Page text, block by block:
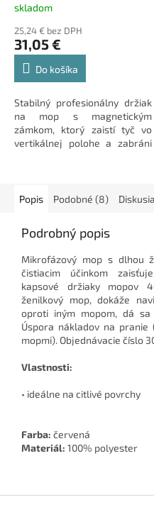
skladom
25,24 € bez DPH
31,05 €
Do košíka
Stabilný profesionálny držiak
na mop s magnetickým
zámkom, ktorý zaistí tyč vo
vertikálnej polohe a zabráni
Popis Podobné (8) Diskusia
Podrobný popis
Mikrofázový mop s dlhou
čistiacim účinkom
kapsové držiaky mopov
ženilkový mop, dokáže
oproti iným mopom, dá
Úspora nákladov na
mopmi). Objednávacie číslo
Vlastnosti:
• ideálne na citlivé povrchy
Farba: červená
Materiál: 100% polyester